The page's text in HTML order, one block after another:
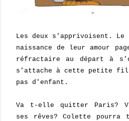
Les deux s'apprivoisent.
naissance de leur amour
réfractaire au départ à
s'attache à cette petite
pas d'enfant.
Va t-elle quitter Paris?
ses rêves? Colette pourra